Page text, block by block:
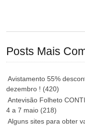
Posts Mais
Avistamento 55%
dezembro ! (420)
Antevisão Folheto
4 a 7 maio (218)
Alguns sites para obter